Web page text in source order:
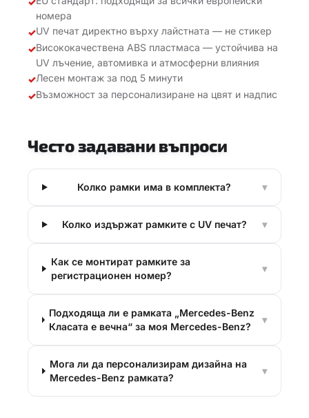
номера
✓UV печат директно върху лайстната — не стикер
✓Висококачествена ABS пластмаса — устойчива на
UV лъчение, автомивка и атмосферни влияния
✓Лесен монтаж за под 5 минути
✓Възможност за персонализиране на цвят и надпис
Често задавани въпроси
Колко рамки има в комплекта? ▾
Колко издържат рамките с UV печат? ▾
Как се монтират рамките за
регистрационен номер?
▾
Подходяща ли е рамката „Mercedes-Benz
Класата е вечна“ за моя Mercedes-Benz?
▾
Мога ли да персонализирам дизайна на
Mercedes-Benz рамката?
▾